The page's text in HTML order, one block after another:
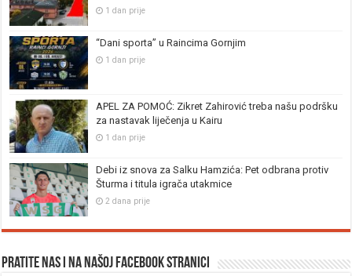
1 dan prije
“Dani sporta” u Raincima Gornjim
1 dan prije
APEL ZA POMOĆ: Zikret Zahirović treba našu podršku
za nastavak liječenja u Kairu
1 dan prije
Debi iz snova za Salku Hamzića: Pet odbrana protiv
Šturma i titula igrača utakmice
2 dana prije
Pratite nas i na našoj facebook stranici